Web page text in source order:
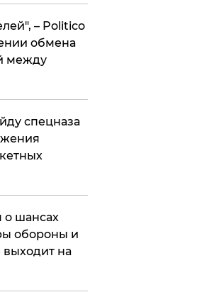
– Politico
обмена
между
спецназа
о шансах
обороны и
на